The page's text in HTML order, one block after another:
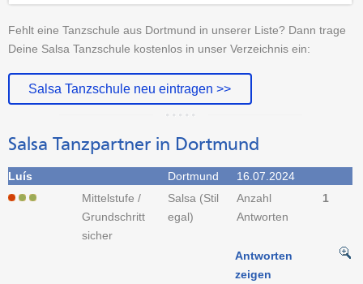
Fehlt eine Tanzschule aus Dortmund in unserer Liste? Dann trage
Deine Salsa Tanzschule kostenlos in unser Verzeichnis ein:
Salsa Tanzschule neu eintragen >>
Salsa Tanzpartner in Dortmund
Luís Dortmund
16.07.2024
Mittelstufe /
Grundschritt
sicher
Salsa (Stil
egal)
Anzahl
Antworten
1
Antworten
zeigen